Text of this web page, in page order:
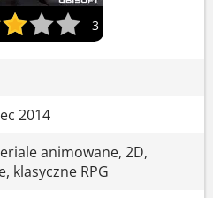
3
2014
animowane, 2D,
klasyczne RPG